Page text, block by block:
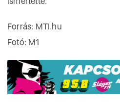
Forrás: MTI.hu
Fotó: M1